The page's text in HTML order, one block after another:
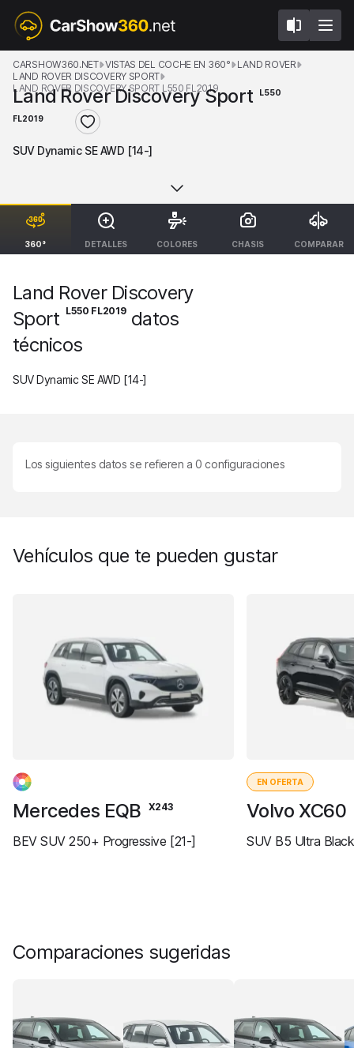
360° DETALLES COLORES CHASIS COMPARAR
CARSHOW360.NET VISTAS DEL COCHE EN 360°
LAND ROVER
LAND ROVER DISCOVERY SPORT
LAND ROVER DISCOVERY SPORT L550 FL2019
Land Rover Discovery Sport L550
FL2019
SUV Dynamic SE AWD [14-]
Land Rover Discovery
Sport L550 FL2019datos
técnicos
SUV Dynamic SE AWD [14-]
Los siguientes datos se refieren a0 configuraciones
Vehículos que te pueden gustar
Mercedes EQB X243
BEV SUV 250+ Progressive [21-]
EN OFERTA
Volvo XC60
SUV B5 Ultra
Comparaciones sugeridas